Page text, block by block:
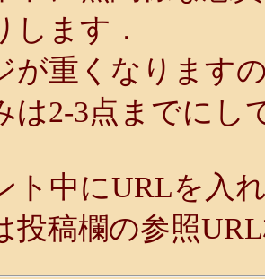
します．
が重くなります
は2-3点までにし
ト中にURLを入
投稿欄の参照